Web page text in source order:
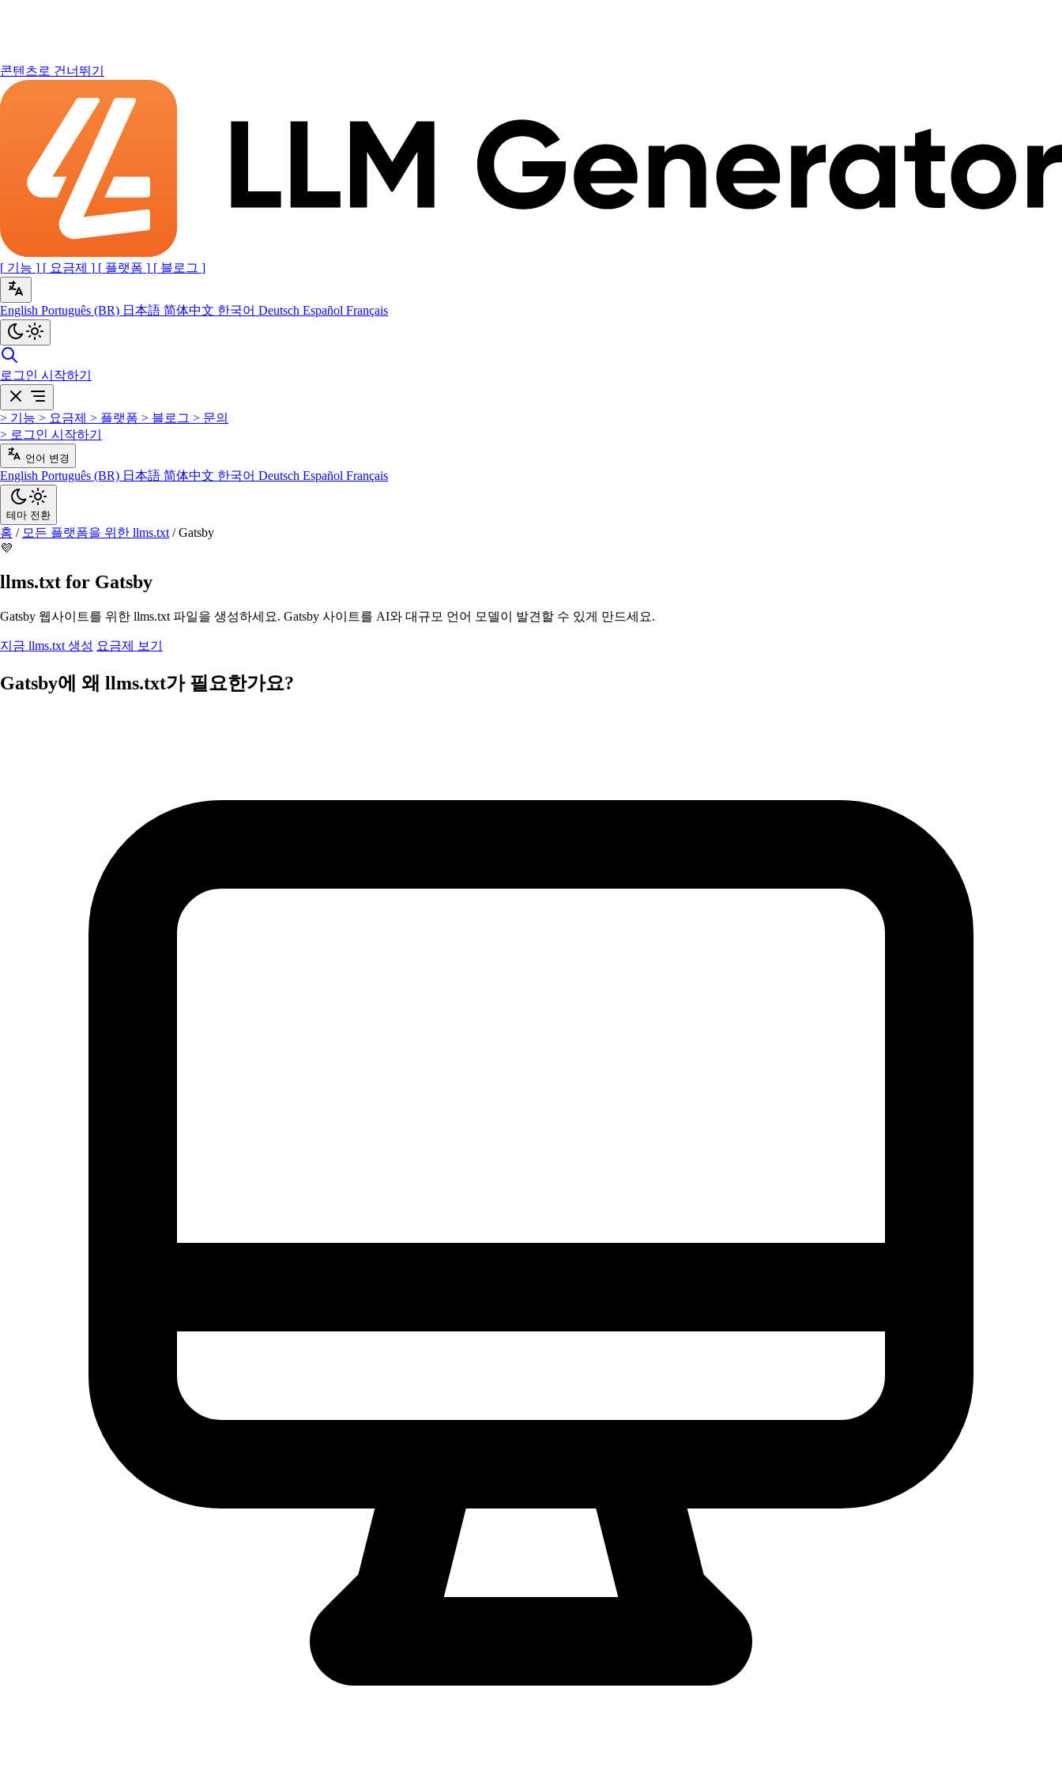
콘텐츠로 건너뛰기
[ 기능 ] [ 요금제 ] [ 플랫폼 ] [ 블로그 ]
English Português (BR) 日本語 简体中文 한국어 Deutsch Español Français
로그인 시작하기
> 기능 > 요금제 > 플랫폼 > 블로그 > 문의
> 로그인 시작하기
언어 변경
English Português (BR) 日本語 简体中文 한국어 Deutsch Español Français
테마 전환
홈 / 모든 플랫폼을 위한 llms.txt / Gatsby
💜
llms.txt for Gatsby
Gatsby 웹사이트를 위한 llms.txt 파일을 생성하세요. Gatsby 사이트를 AI와 대규모 언어 모델이 발견할 수 있게 만드세요.
지금 llms.txt 생성 요금제 보기
Gatsby에 왜 llms.txt가 필요한가요?